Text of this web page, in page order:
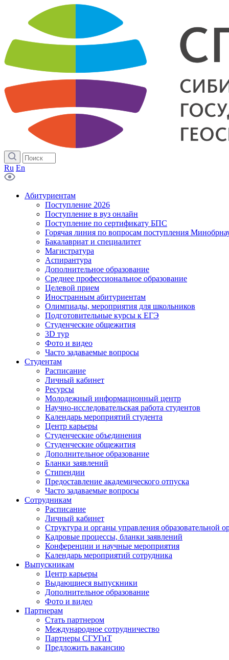
Ru En
Абитуриентам
Поступление 2026
Поступление в вуз онлайн
Поступление по сертификату БПС
Горячая линия по вопросам поступления
Бакалавриат и специалитет
Магистратура
Аспирантура
Дополнительное образование
Среднее профессиональное образование
Целевой прием
Иностранным абитуриентам
Олимпиады, мероприятия для школьников
Подготовительные курсы к ЕГЭ
Студенческие общежития
3D тур
Фото и видео
Часто задаваемые вопросы
Студентам
Расписание
Личный кабинет
Ресурсы
Молодежный информационный центр
Научно-исследовательская работа студентов
Календарь мероприятий студента
Центр карьеры
Студенческие объединения
Студенческие общежития
Дополнительное образование
Бланки заявлений
Стипендии
Предоставление академического отпуска
Часто задаваемые вопросы
Сотрудникам
Расписание
Личный кабинет
Структура и органы управления образовательной
Кадровые процессы, бланки заявлений
Конференции и научные мероприятия
Календарь мероприятий сотрудника
Выпускникам
Центр карьеры
Выдающиеся выпускники
Дополнительное образование
Фото и видео
Партнерам
Стать партнером
Международное сотрудничество
Партнеры СГУГиТ
Предложить вакансию